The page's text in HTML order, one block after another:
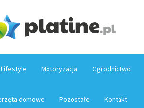
Lifestyle Motoryzacja Ogrodnictwo
domowe Pozostałe Kontakt